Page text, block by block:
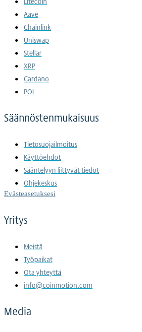
Aave
Chainlink
Uniswap
Stellar
XRP
Cardano
POL
Säännöstenmukaisuus
Tietosuojailmoitus
Käyttöehdot
Sääntelyyn liittyvät tiedot
Ohjekeskus
Evästeasetuksesi
Yritys
Meistä
Työpaikat
Ota yhteyttä
info@coinmotion.com
Media